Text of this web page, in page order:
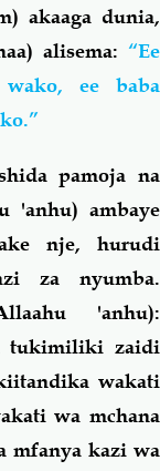
akaaga dunia,
alisema: “Ee
ee baba
pamoja na
'anhu) ambaye
nje, hurudi
za nyumba.
'anhu):
tukimiliki zaidi
wakati
wa mchana
mfanya kazi wa